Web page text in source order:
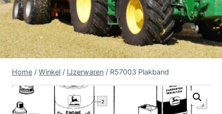
Home / Winkel / IJzerwaren / R57003 Plakband